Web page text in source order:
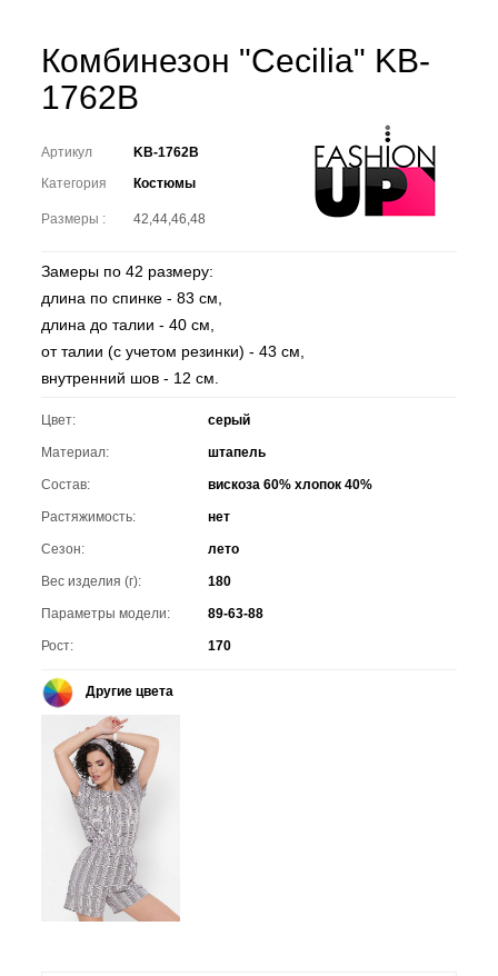
Комбинезон "Cecilia" KB-
1762B
Артикул
KB-1762B
Категория
Костюмы
Размеры : 42,44,46,48
Замеры по 42 размеру:
длина по спинке - 83 см,
длина до талии - 40 см,
от талии (с учетом резинки) - 43 см,
внутренний шов - 12 см.
Цвет: серый
Материал: штапель
Состав: вискоза 60% хлопок 40%
Растяжимость: нет
Сезон: лето
Вес изделия (г): 180
Параметры модели: 89-63-88
Рост: 170
Другие цвета